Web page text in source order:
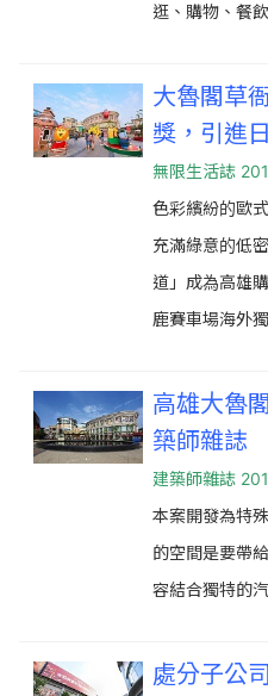
逛、購物、餐
大魯閣草
獎，引進
無限生活誌
色彩繽紛的歐
充滿綠意的低
道」成為高雄
鹿賽車場海外
高雄大魯
築師雜誌
建築師雜誌
本案開發為特
的空間是要帶
容結合獨特的
處分子公